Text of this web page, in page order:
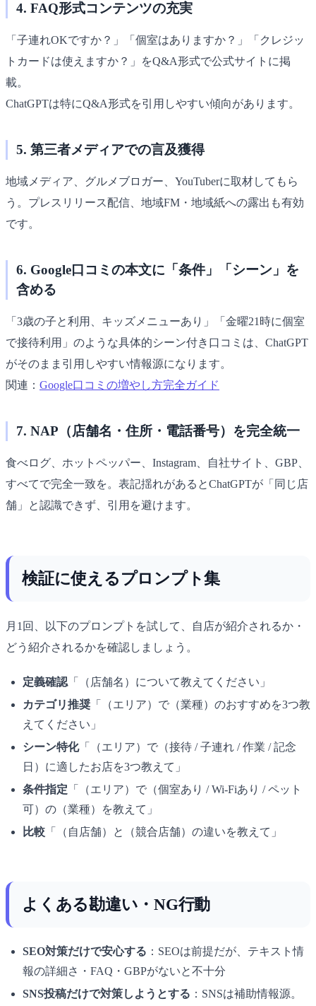
4. FAQ形式コンテンツの充実
「子連れOKですか？」「個室はありますか？」「クレジッ
トカードは使えますか？」をQ&A形式で公式サイトに掲
載。
ChatGPTは特にQ&A形式を引用しやすい傾向があります。
5. 第三者メディアでの言及獲得
地域メディア、グルメブロガー、YouTuberに取材してもら
う。プレスリリース配信、地域FM・地域紙への露出も有効
です。
6. Google口コミの本文に「条件」「シーン」を
含める
「3歳の子と利用、キッズメニューあり」「金曜21時に個室
で接待利用」のような具体的シーン付き口コミは、ChatGPT
がそのまま引用しやすい情報源になります。
関連： Google口コミの増やし方完全ガイド
7. NAP（店舗名・住所・電話番号）を完全統一
食べログ、ホットペッパー、Instagram、自社サイト、GBP、
すべてで完全一致を。表記揺れがあるとChatGPTが「同じ店
舗」と認識できず、引用を避けます。
検証に使えるプロンプト集
月1回、以下のプロンプトを試して、自店が紹介されるか・
どう紹介されるかを確認しましょう。
定義確認 「（店舗名）について教えてください」
カテゴリ推奨 「（エリア）で（業種）のおすすめを3つ教
えてください」
シーン特化「（エリア）で（接待 / 子連れ / 作業 / 記念
日）に適したお店を3つ教えて」
条件指定 「（エリア）で（個室あり / Wi-Fiあり / ペット
可）の（業種）を教えて」
比較 「（自店舗）と（競合店舗）の違いを教えて」
よくある勘違い・NG行動
SEO対策だけで安心する ：SEOは前提だが、テキスト情
報の詳細さ・FAQ・GBPがないと不十分
SNS投稿だけで対策しようとする ：SNSは補助情報源。